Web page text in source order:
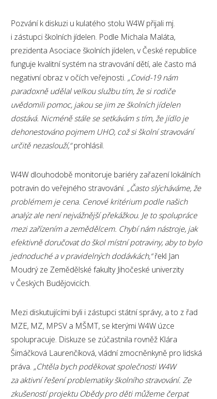
Pozvání k diskuzi u kulatého stolu W4W přijali mj.
i zástupci školních jídelen. Podle Michala Maláta,
prezidenta Asociace školních jídelen, v České republice
funguje kvalitní systém na stravování dětí, ale často má
negativní obraz v očích veřejnosti. „Covid-19 nám
paradoxně udělal velkou službu tím, že si rodiče
uvědomili pomoc, jakou se jim ze školních jídelen
dostává. Nicméně stále se setkávám s tím, že jídlo je
dehonestováno pojmem UHO, což si školní stravování
určitě nezaslouží,“prohlásil.
W4W dlouhodobě monitoruje bariéry zařazení lokálních
potravin do veřejného stravování. „Často slýcháváme, že
problémem je cena. Cenové kritérium podle našich
analýz ale není nejvážnější překážkou. Je to spolupráce
mezi zařízením a zemědělcem. Chybí nám nástroje, jak
efektivně doručovat do škol místní potraviny, aby to bylo
jednoduché a v pravidelných dodávkách,“řekl Jan
Moudrý ze Zemědělské fakulty Jihočeské univerzity
v Českých Budějovicích.
Mezi diskutujícími byli i zástupci státní správy, a to z řad
MZE, MZ, MPSV a MŠMT, se kterými W4W úzce
spolupracuje. Diskuze se zúčastnila rovněž Klára
Šimáčková Laurenčíková, vládní zmocněnkyně pro lidská
práva. „Chtěla bych poděkovat společnosti W4W
za aktivní řešení problematiky školního stravování. Ze
zkušeností projektu Obědy pro děti můžeme čerpat